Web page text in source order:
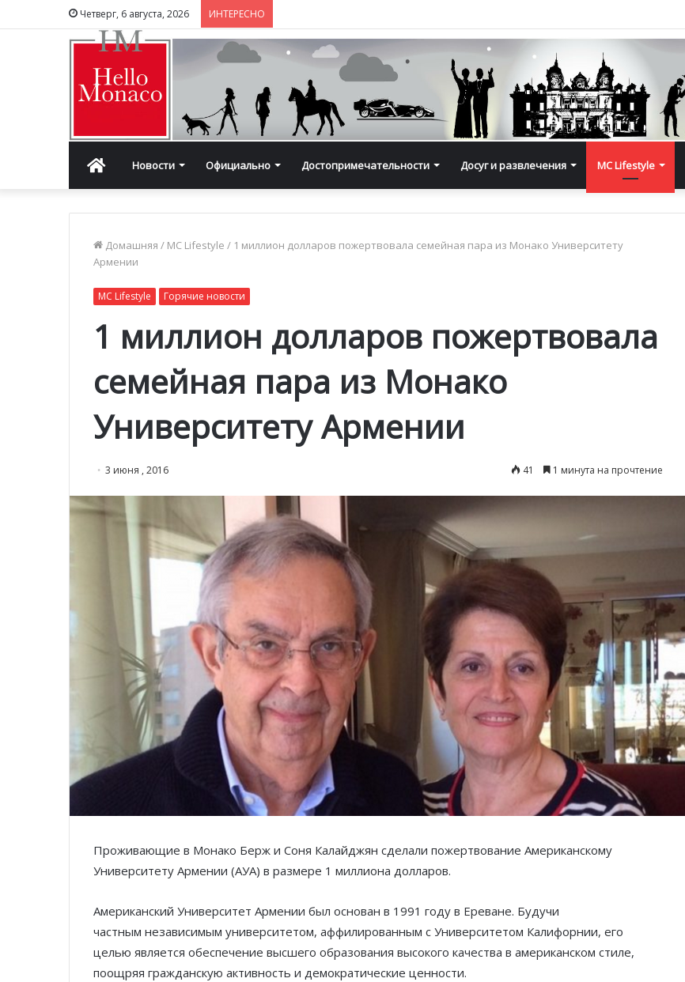
Четверг, 6 августа, 2026 ИНТЕРЕСНО
ГлавнаяНовости Официально Достопримечательности Досуг и развлечения MC Lifestyle
Домашняя / MC Lifestyle / 1 миллион долларов пожертвовала семейная пара из Монако Университету
Армении
MC Lifestyle Горячие новости
1 миллион долларов пожертвовала
семейная пара из Монако
Университету Армении
3 июня , 2016 41 1 минута на прочтение
Проживающие в Монако Берж и Соня Калайджян сделали пожертвование Американскому
Университету Армении (АУА) в размере 1 миллиона долларов.
Американский Университет Армении был основан в 1991 году в Ереване. Будучи
частным независимым университетом, аффилированным с Университетом Калифорнии, его
целью является обеспечение высшего образования высокого качества в американском стиле,
поощряя гражданскую активность и демократические ценности.